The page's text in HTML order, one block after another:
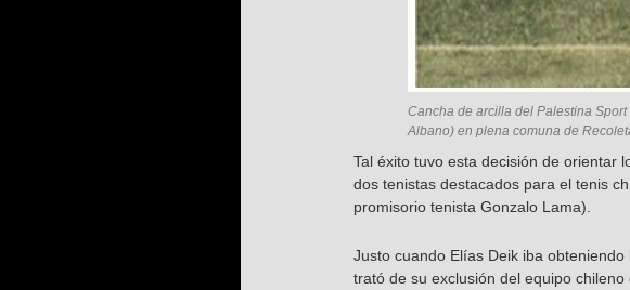
Cancha de arcilla del Palestina
Albano) en plena comuna de
Tal éxito tuvo esta decisión de orientar
dos tenistas destacados para el tenis
promisorio tenista Gonzalo Lama).
Justo cuando Elías Deik iba
trató de su exclusión del equipo